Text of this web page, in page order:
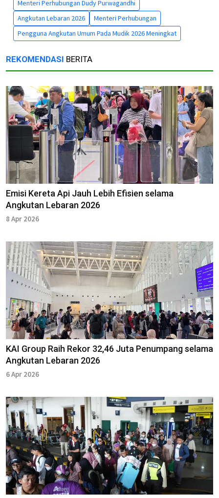
Menteri Perhubungan Dudy Purwagandhi
Angkutan Lebaran 2026
Menteri Perhubungan
Pengguna Angkutan Umum Pada Mudik 2026 Meningkat
REKOMENDASI BERITA
Emisi Kereta Api Jauh Lebih Efisien selama
Angkutan Lebaran 2026
8 Apr 2026
KAI Group Raih Rekor 32,46 Juta Penumpang selama
Angkutan Lebaran 2026
6 Apr 2026